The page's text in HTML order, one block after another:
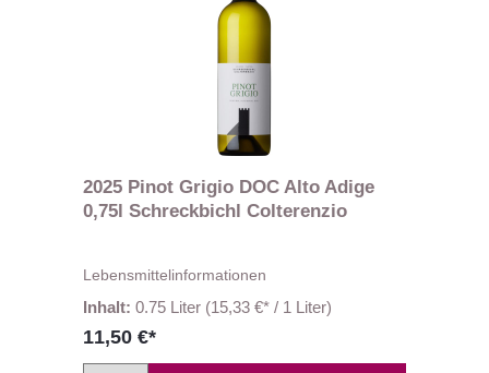
2025 Pinot Grigio DOC Alto Adige
0,75l Schreckbichl Colterenzio
Lebensmittelinformationen
Inhalt: 0.75 Liter (15,33 €* / 1 Liter)
11,50 €*